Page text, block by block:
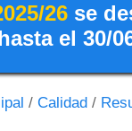
26se
el 30/
/Calidad /